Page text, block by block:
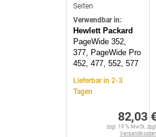
Seiten
Verwendbar in:
Hewlett Packard
PageWide 352,
377, PageWide Pro
452, 477, 552, 577
Lieferbar in 2-3
Tagen
82,03
zzgl. 19 % MwSt.